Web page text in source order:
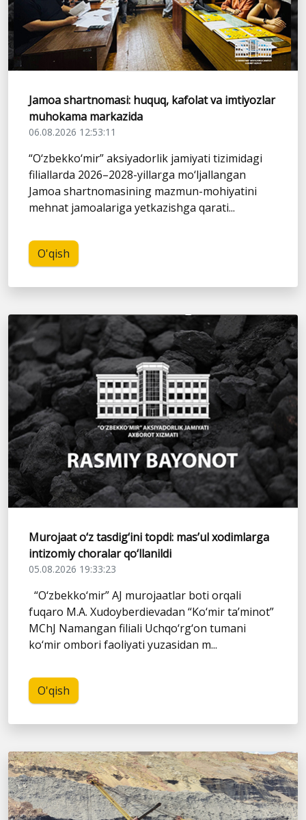
Jamoa shartnomasi: huquq, kafolat va imtiyozlar
muhokama markazida
06.08.2026 12:53:11
“O‘zbekko‘mir” aksiyadorlik jamiyati tizimidagi
filiallarda 2026–2028-yillarga mo‘ljallangan
Jamoa shartnomasining mazmun-mohiyatini
mehnat jamoalariga yetkazishga qarati...
O'qish
Murojaat o‘z tasdig‘ini topdi: mas’ul xodimlarga
intizomiy choralar qo‘llanildi
05.08.2026 19:33:23
“O‘zbekko‘mir” AJ murojaatlar boti orqali
fuqaro M.A. Xudoyberdievadan “Ko‘mir ta’minot”
MChJ Namangan filiali Uchqo‘rg‘on tumani
ko‘mir ombori faoliyati yuzasidan m...
O'qish